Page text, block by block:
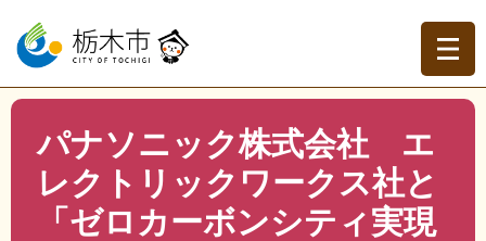
ー
の
先
ニ
ー
を
トップページ > 分類でさがす >くらしの情報
自然・環
境保全
>エコ環境都市 >
パナソニック株式会社 エレクト
リックワークス社と「ゼロカーボンシティ実現に向けた連
携協定」を締結
パナソニック株式会社 エ
レクトリックワークス社と
「ゼロカーボンシティ実現